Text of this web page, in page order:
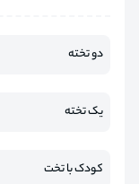
دو تخته
یک تخته
کودک با تخت